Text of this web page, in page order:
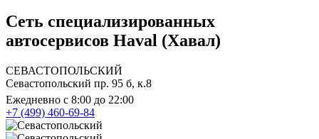
Сеть специализированных
автосервисов Haval (Хавал)
СЕВАСТОПОЛЬСКИЙ
Севастопольский пр. 95 б, к.8
Ежедневно с 8:00 до 22:00
+7 (499) 460-69-84